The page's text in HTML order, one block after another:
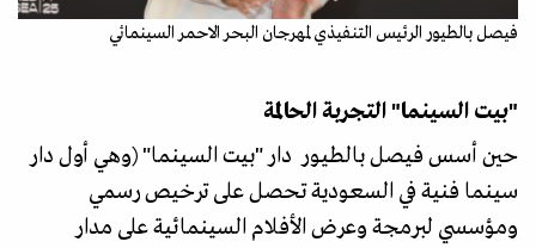
فيصل بالطيور الرئيس التنفيذي لمهرجان البحر الاحمر السينمائي
"بيت السينما" التجربة الحالمة
حين أسس فيصل بالطيور دار "بيت السينما" (وهي أول دار
سينما فنية في السعودية تحصل على ترخيص رسمي
ومؤسسي لبرمجة وعرض الأفلام السينمائية على مدار